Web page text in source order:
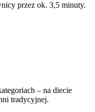
przez ok. 3,5 minuty.
– na diecie
tradycyjnej.